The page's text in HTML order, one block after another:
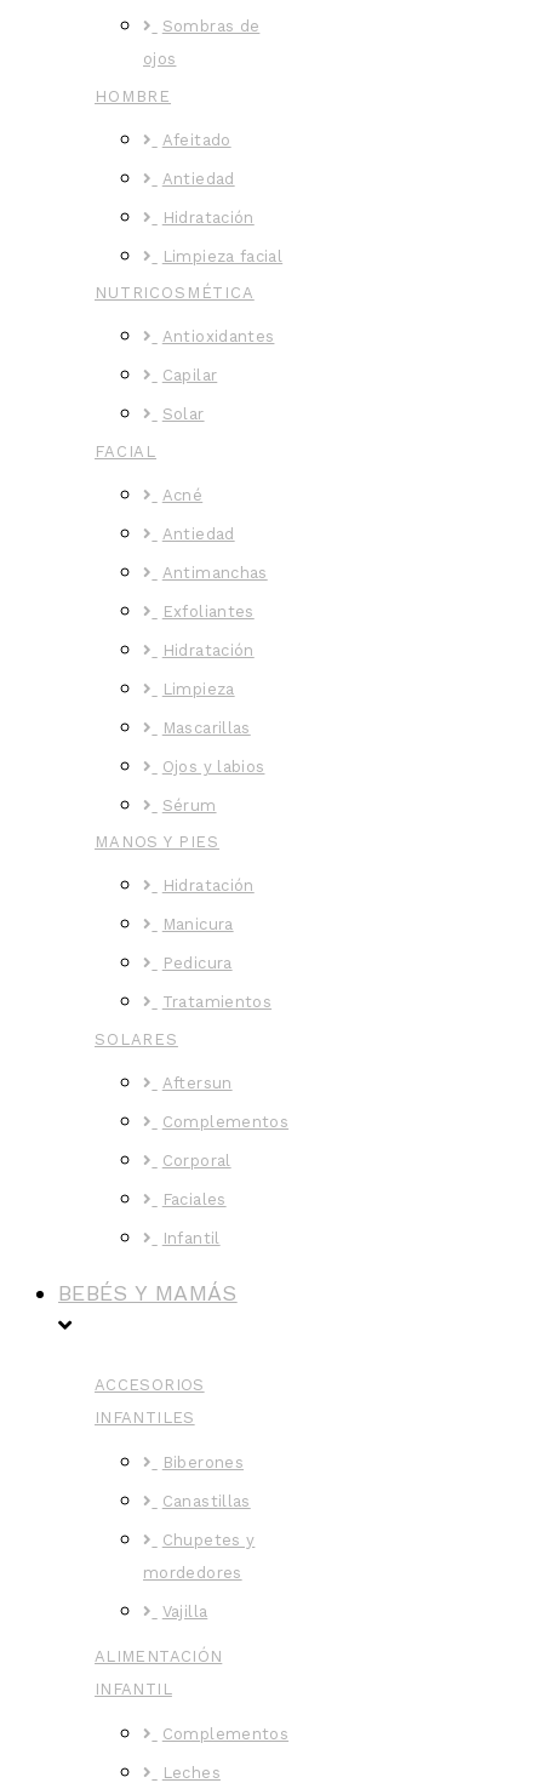
Sombras de
ojos
HOMBRE
Afeitado
Antiedad
Hidratación
Limpieza facial
NUTRICOSMÉTICA
Antioxidantes
Capilar
Solar
FACIAL
Acné
Antiedad
Antimanchas
Exfoliantes
Hidratación
Limpieza
Mascarillas
Ojos y labios
Sérum
MANOS Y PIES
Hidratación
Manicura
Pedicura
Tratamientos
SOLARES
Aftersun
Complementos
Corporal
Faciales
Infantil
BEBÉS Y MAMÁS
ACCESORIOS
INFANTILES
Biberones
Canastillas
Chupetes y
mordedores
Vajilla
ALIMENTACIÓN
INFANTIL
Complementos
Leches